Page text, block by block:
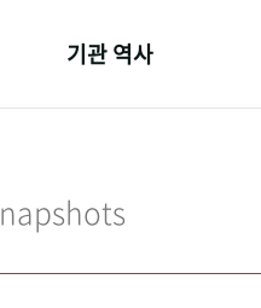
기관 역사
기관 변천사